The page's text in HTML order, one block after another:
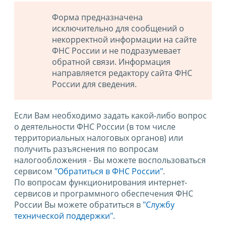
Форма предназначена
исключительно для сообщений о
некорректной информации на сайте
ФНС России и не подразумевает
обратной связи. Информация
направляется редактору сайта ФНС
России для сведения.
Если Вам необходимо задать какой-либо вопрос
о деятельности ФНС России (в том числе
территориальных налоговых органов) или
получить разъяснения по вопросам
налогообложения - Вы можете воспользоваться
сервисом "Обратиться в ФНС России".
По вопросам функционирования интернет-
сервисов и программного обеспечения ФНС
России Вы можете обратиться в "Службу
технической поддержки".